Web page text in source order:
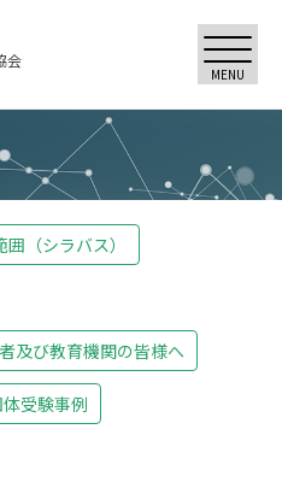
会
MENU
囲（シラバス）
及び教育機関の皆様へ
受験事例